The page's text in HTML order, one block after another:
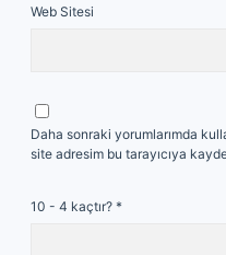
Web Sitesi
Daha sonraki yorumlarımda
site adresim bu tarayıcıya
10 - 4 kaçtır? *